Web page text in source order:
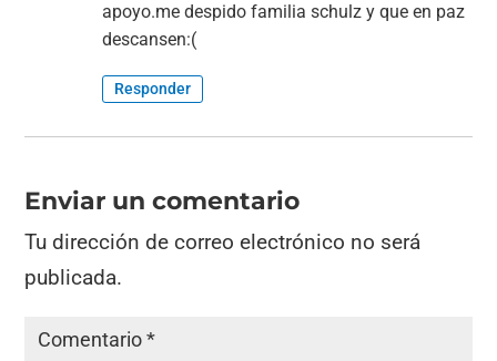
apoyo.me despido familia schulz y que en paz
descansen:(
Responder
Enviar un comentario
Tu dirección de correo electrónico no será
publicada.